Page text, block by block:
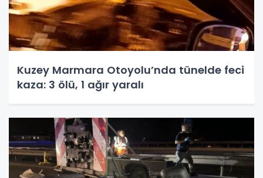
Kuzey Marmara Otoyolu’nda tünelde feci
kaza: 3 ölü, 1 ağır yaralı